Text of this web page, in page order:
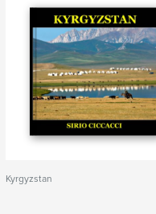
Kyrgyzstan